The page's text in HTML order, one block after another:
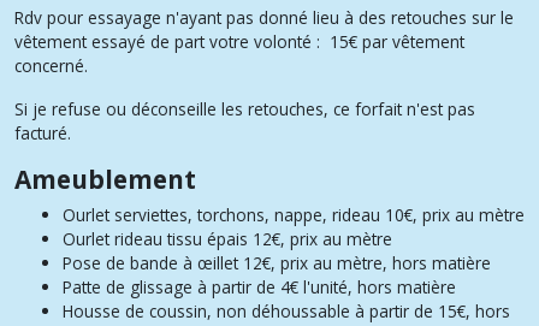
Rdv pour essayage n'ayant pas donné lieu à des retouches sur le
vêtement essayé de part votre volonté : 15€ par vêtement
concerné.
Si je refuse ou déconseille les retouches, ce forfait n'est pas
facturé.
Ameublement
Ourlet serviettes, torchons, nappe, rideau 10€, prix au mètre
Ourlet rideau tissu épais 12€, prix au mètre
Pose de bande à œillet 12€, prix au mètre, hors matière
Patte de glissage à partir de 4€ l'unité, hors matière
Housse de coussin, non déhoussable à partir de 15€, hors